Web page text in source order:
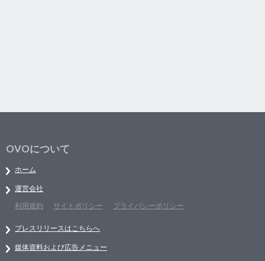
OVOについて
ホーム
運営会社
利用規約
サイトポリシー プライバシーポリシー
プレスリリースはこちらへ
媒体資料および広告メニュー